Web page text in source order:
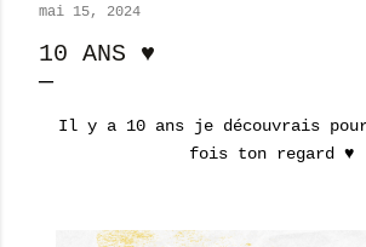
mai 15, 2024
10 ANS ♥
Il y a 10 ans je découvrais
fois ton regard ♥